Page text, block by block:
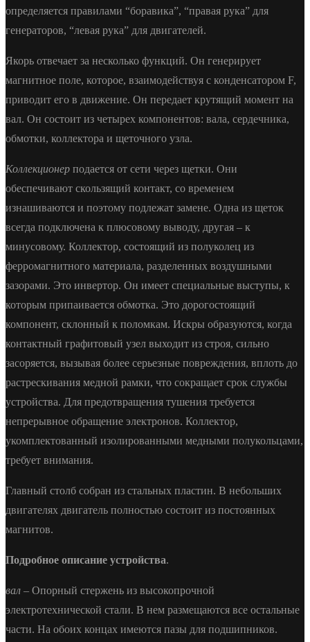
определяется правилами “боравика”, “правая рука” для
генераторов, “левая рука” для двигателей.
Якорь отвечает за несколько функций. Он генерирует
магнитное поле, которое, взаимодействуя с конденсатором F,
приводит его в движение. Он передает крутящий момент на
вал. Он состоит из четырех компонентов: вала, сердечника,
обмотки, коллектора и щеточного узла.
Коллекционер подается от сети через щетки. Они
обеспечивают скользящий контакт, со временем
изнашиваются и поэтому подлежат замене. Одна из щеток
всегда подключена к плюсовому выводу, другая – к
минусовому. Коллектор, состоящий из полуколец из
ферромагнитного материала, разделенных воздушными
зазорами. Это инвертор. Он имеет специальные выступы, к
которым припаивается обмотка. Это дорогостоящий
компонент, склонный к поломкам. Искры образуются, когда
контактный графитовый узел выходит из строя, сильно
засоряется, вызывая более серьезные повреждения, вплоть до
растрескивания медной рамки, что сокращает срок службы
устройства. Для предотвращения тушения требуется
непрерывное обращение электронов. Коллектор,
укомплектованный изолированными медными полукольцами,
требует внимания.
Главный столб собран из стальных пластин. В небольших
двигателях двигатель полностью состоит из постоянных
магнитов.
Подробное описание устройства.
вал – Опорный стержень из высокопрочной
электротехнической стали. В нем размещаются все остальные
части. На обоих концах имеются пазы для подшипников.